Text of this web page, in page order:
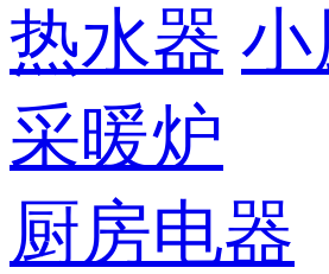
热水器 小
采暖炉
厨房电器